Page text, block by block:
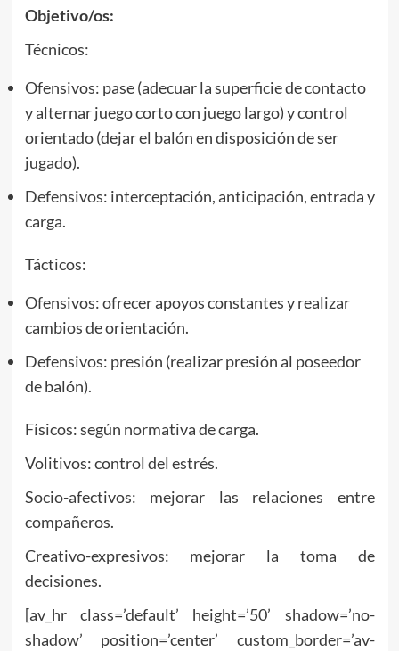
Objetivo/os:
Técnicos:
Ofensivos: pase (adecuar la superficie de contacto
y alternar juego corto con juego largo) y control
orientado (dejar el balón en disposición de ser
jugado).
Defensivos: interceptación, anticipación, entrada y
carga.
Tácticos:
Ofensivos: ofrecer apoyos constantes y realizar
cambios de orientación.
Defensivos: presión (realizar presión al poseedor
de balón).
Físicos: según normativa de carga.
Volitivos: control del estrés.
Socio-afectivos: mejorar las relaciones entre
compañeros.
Creativo-expresivos: mejorar la toma de
decisiones.
[av_hr class=’default’ height=’50’ shadow=’no-
shadow’ position=’center’ custom_border=’av-